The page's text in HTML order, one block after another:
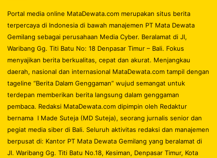
Portal media online MataDewata.com merupakan situs berita
terpercaya di Indonesia di bawah manajemen PT Mata Dewata
Gemilang sebagai perusahaan Media Cyber. Beralamat di Jl,
Waribang Gg. Titi Batu No: 18 Denpasar Timur – Bali. Fokus
menyajikan berita berkualitas, cepat dan akurat. Menjangkau
daerah, nasional dan internasional MataDewata.com tampil dengan
tageline “Berita Dalam Genggaman” wujud semangat untuk
terdepan memberikan berita langsung dalam genggaman
pembaca. Redaksi MataDewata.com dipimpin oleh Redaktur
bernama I Made Suteja (MD Suteja), seorang jurnalis senior dan
pegiat media siber di Bali. Seluruh aktivitas redaksi dan manajemen
berpusat di: Kantor PT Mata Dewata Gemilang yang beralamat di
Jl. Waribang Gg. Titi Batu No.18, Kesiman, Denpasar Timur, Kota